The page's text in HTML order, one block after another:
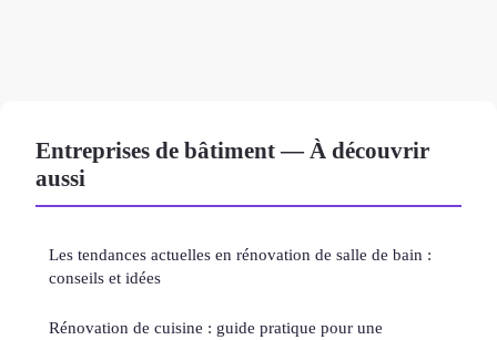
Entreprises de bâtiment — À découvrir
aussi
Les tendances actuelles en rénovation de salle de bain :
conseils et idées
Rénovation de cuisine : guide pratique pour une